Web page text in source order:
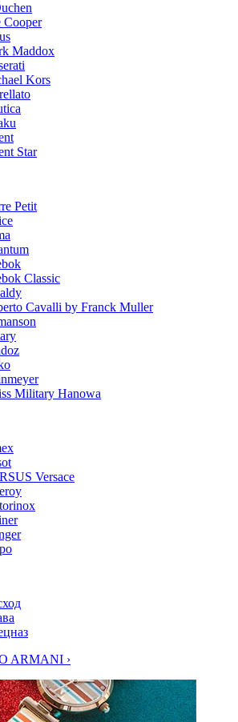
Cooper
Maddox
Kors
Star
Petit
Classic
Cavalli by Franck Muller
Military Hanowa
Versace
ARMANI ›